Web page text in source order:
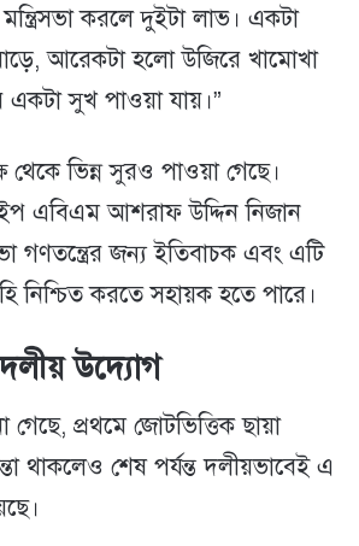
করলে দুইটা লাভ। একটা
আরেকটা হলো উজিরে খামোখা
একটা সুখ পাওয়া যায়।”
ভিন্ন সুরও পাওয়া গেছে।
এবিএম আশরাফ উদ্দিন নিজান
গণতন্ত্রের জন্য ইতিবাচক এবং এটি
নিশ্চিত করতে সহায়ক হতে পারে।
উদ্যোগ
গেছে, প্রথমে জোটভিত্তিক ছায়া
থাকলেও শেষ পর্যন্ত দলীয়ভাবেই এ